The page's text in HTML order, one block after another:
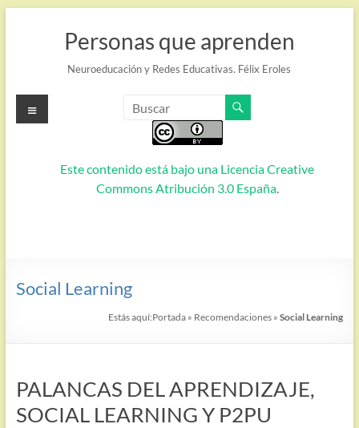
Personas que aprenden
Neuroeducación y Redes Educativas. Félix Eroles
Este contenido está bajo una Licencia Creative
Commons Atribución 3.0 España.
Menú
Social Learning
Estás aquí:Portada » Recomendaciones »Social Learning
PALANCAS DEL APRENDIZAJE,
SOCIAL LEARNING Y P2PU